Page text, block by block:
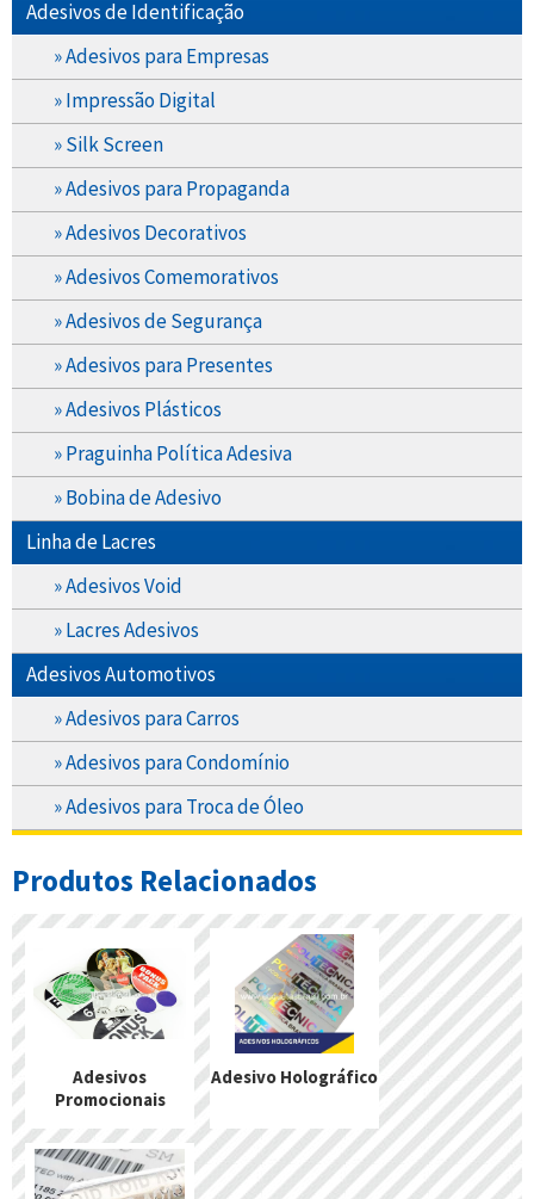
Adesivos de Identificação
» Adesivos para Empresas
» Impressão Digital
» Silk Screen
» Adesivos para Propaganda
» Adesivos Decorativos
» Adesivos Comemorativos
» Adesivos de Segurança
» Adesivos para Presentes
» Adesivos Plásticos
» Praguinha Política Adesiva
» Bobina de Adesivo
Linha de Lacres
» Adesivos Void
» Lacres Adesivos
Adesivos Automotivos
» Adesivos para Carros
» Adesivos para Condomínio
» Adesivos para Troca de Óleo
Produtos Relacionados
Adesivos
Promocionais
Adesivo Holográfico